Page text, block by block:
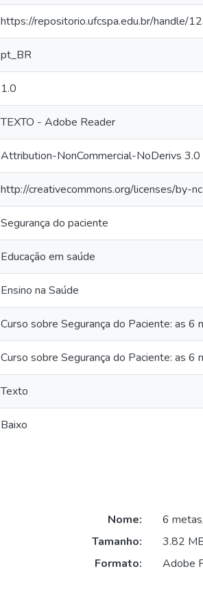
https://repositorio.ufcspa.edu.br/handle/
pt_BR
1.0
TEXTO - Adobe Reader
Attribution-NonCommercial-NoDerivs 3.0
http://creativecommons.org/licenses/by-
Segurança do paciente
Educação em saúde
Ensino na Saúde
Curso sobre Segurança do Paciente: as 6
Curso sobre Segurança do Paciente: as 6
Texto
Baixo
Nome:
6
Tamanho:
3.82
Formato:
Adobe